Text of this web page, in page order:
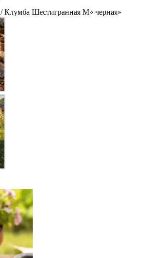
/ Клумба Шестигранная М» черная»